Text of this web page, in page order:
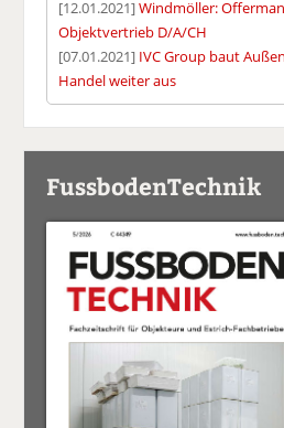
[12.01.2021]Windmöller:
Objektvertrieb D/A/CH
[07.01.2021] IVC Group baut
Handel weiter aus
FussbodenTechnik